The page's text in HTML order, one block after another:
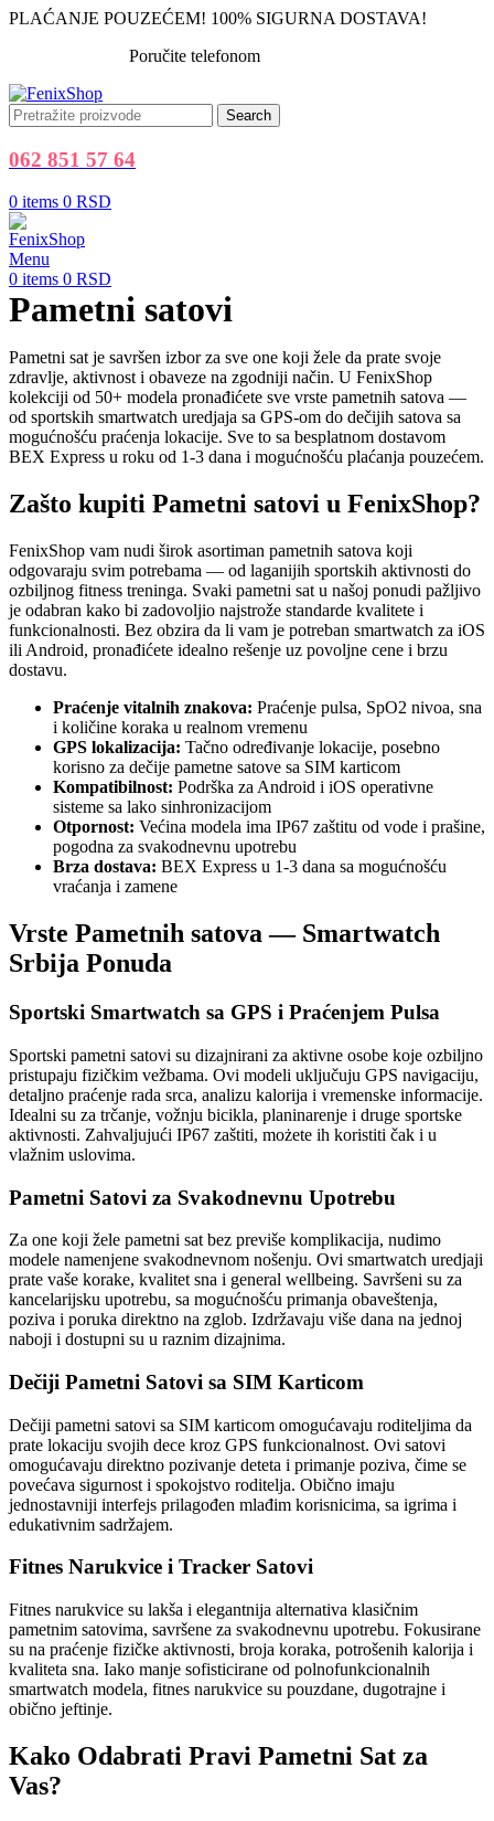
PLAĆANJE POUZEĆEM! 100% SIGURNA DOSTAVA!
Poručite telefonom
Search
062 851 57 64
0 items 0 RSD
Menu
0 items 0 RSD
Pametni satovi
Pametni sat je savršen izbor za sve one koji žele da prate svoje
zdravlje, aktivnost i obaveze na zgodniji način. U FenixShop
kolekciji od 50+ modela pronađićete sve vrste pametnih satova —
od sportskih smartwatch uredjaja sa GPS-om do dečijih satova sa
mogućnošću praćenja lokacije. Sve to sa besplatnom dostavom
BEX Express u roku od 1-3 dana i mogućnošću plaćanja pouzećem.
Zašto kupiti Pametni satovi u FenixShop?
FenixShop vam nudi širok asortiman pametnih satova koji
odgovaraju svim potrebama — od laganijih sportskih aktivnosti do
ozbiljnog fitness treninga. Svaki pametni sat u našoj ponudi pažljivo
je odabran kako bi zadovoljio najstrože standarde kvalitete i
funkcionalnosti. Bez obzira da li vam je potreban smartwatch za iOS
ili Android, pronađićete idealno rešenje uz povoljne cene i brzu
dostavu.
Praćenje vitalnih znakova: Praćenje pulsa, SpO2 nivoa, sna
i količine koraka u realnom vremenu
GPS lokalizacija: Tačno određivanje lokacije, posebno
korisno za dečije pametne satove sa SIM karticom
Kompatibilnost: Podrška za Android i iOS operativne
sisteme sa lako sinhronizacijom
Otpornost: Većina modela ima IP67 zaštitu od vode i prašine,
pogodna za svakodnevnu upotrebu
Brza dostava: BEX Express u 1-3 dana sa mogućnošću
vraćanja i zamene
Vrste Pametnih satova — Smartwatch
Srbija Ponuda
Sportski Smartwatch sa GPS i Praćenjem Pulsa
Sportski pametni satovi su dizajnirani za aktivne osobe koje ozbiljno
pristupaju fizičkim vežbama. Ovi modeli uključuju GPS navigaciju,
detaljno praćenje rada srca, analizu kalorija i vremenske informacije.
Idealni su za trčanje, vožnju bicikla, planinarenje i druge sportske
aktivnosti. Zahvaljujući IP67 zaštiti, możete ih koristiti čak i u
vlažnim uslovima.
Pametni Satovi za Svakodnevnu Upotrebu
Za one koji žele pametni sat bez previše komplikacija, nudimo
modele namenjene svakodnevnom nošenju. Ovi smartwatch uredjaji
prate vaše korake, kvalitet sna i general wellbeing. Savršeni su za
kancelarijsku upotrebu, sa mogućnošću primanja obaveštenja,
poziva i poruka direktno na zglob. Izdržavaju više dana na jednoj
naboji i dostupni su u raznim dizajnima.
Dečiji Pametni Satovi sa SIM Karticom
Dečiji pametni satovi sa SIM karticom omogućavaju roditeljima da
prate lokaciju svojih dece kroz GPS funkcionalnost. Ovi satovi
omogućavaju direktno pozivanje deteta i primanje poziva, čime se
povećava sigurnost i spokojstvo roditelja. Obično imaju
jednostavniji interfejs prilagođen mlađim korisnicima, sa igrima i
edukativnim sadržajem.
Fitnes Narukvice i Tracker Satovi
Fitnes narukvice su lakša i elegantnija alternativa klasičnim
pametnim satovima, savršene za svakodnevnu upotrebu. Fokusirane
su na praćenje fizičke aktivnosti, broja koraka, potrošenih kalorija i
kvaliteta sna. Iako manje sofisticirane od polnofunkcionalnih
smartwatch modela, fitnes narukvice su pouzdane, dugotrajne i
obično jeftinje.
Kako Odabrati Pravi Pametni Sat za
Vas?